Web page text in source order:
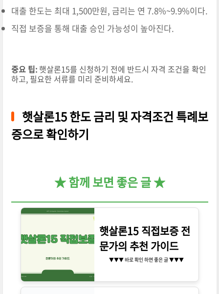
대출 한도는 최대 1,500만원, 금리는 연 7.8%~9.9%이다.
직접 보증을 통해 대출 승인 가능성이 높아진다.
중요 팁:햇살론15를 신청하기 전에 반드시 자격 조건을 확인
하고, 필요한 서류를 미리 준비하세요.
햇살론15 한도 금리 및 자격조건 특례보
증으로 확인하기
★ 함께 보면 좋은 글 ★
햇살론15 직접보증 전
문가의 추천 가이드
▼▼▼ 바로 확인 하면 좋은 글 ▼▼▼